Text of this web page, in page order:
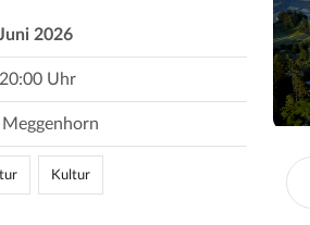
2026
Uhr
Kultur